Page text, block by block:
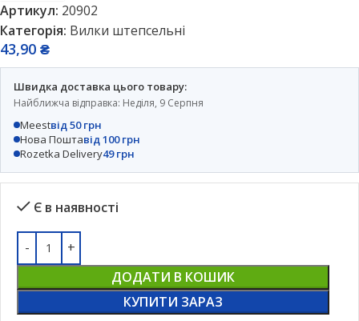
Артикул: 20902
Категорія: Вилки штепсельні
43,90 ₴
Швидка доставка цього товару:
Найближча відправка: Неділя, 9 Серпня
Meestвід 50 грн
Нова Поштавід 100 грн
Rozetka Delivery49 грн
Є в наявності
ДОДАТИ В КОШИК
КУПИТИ ЗАРАЗ